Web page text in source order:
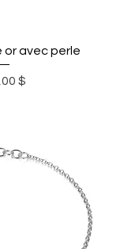
or avec perle
$